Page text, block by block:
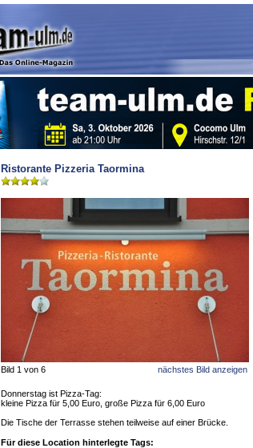
Ristorante Pizzeria Taormina
Bild 1 von 6 nächstes Bild anzeigen
Donnerstag ist Pizza-Tag:
kleine Pizza für 5,00 Euro, große Pizza für 6,00 Euro
Die Tische der Terrasse stehen teilweise auf einer Brücke.
Für diese Location hinterlegte Tags: